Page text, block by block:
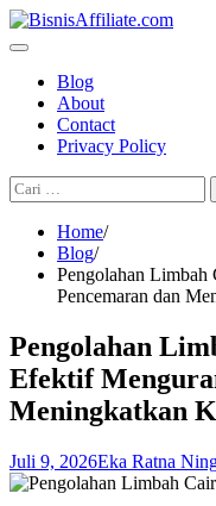
Skip
to
Blog
About
Contact
Privacy Policy
Cari
untuk:
Home
Blog
Pengolahan Limbah
Pencemaran dan
Pengolahan
Efektif
Meningkatkan
Juli 9, 2026Eka Ratna